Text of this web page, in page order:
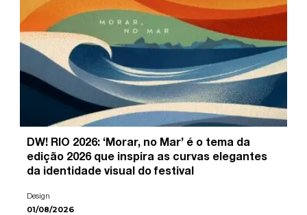
DW! RIO 2026: ‘Morar, no Mar’ é o tema da
edição 2026 que inspira as curvas elegantes
da identidade visual do festival
Design
01/08/2026